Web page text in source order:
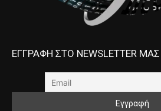
ΕΓΓΡΑΦΗ ΣΤΟ NEWSLETTER ΜΑΣ